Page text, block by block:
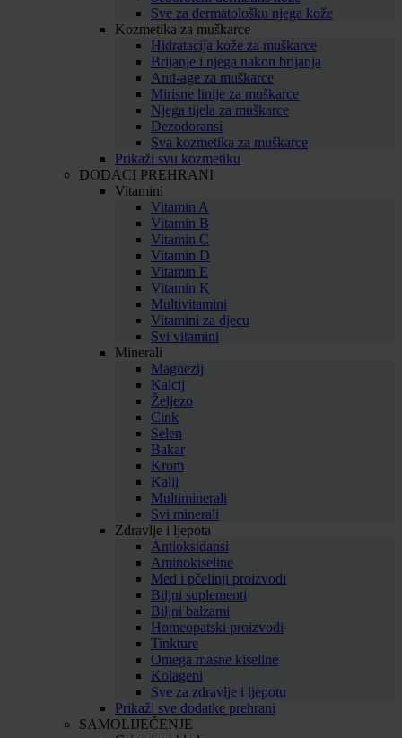
Sve za dermatološku njega kože
Kozmetika za muškarce
Hidratacija kože za muškarce
Brijanje i njega nakon brijanja
Anti-age za muškarce
Mirisne linije za muškarce
Njega tijela za muškarce
Dezodoransi
Sva kozmetika za muškarce
Prikaži svu kozmetiku
DODACI PREHRANI
Vitamini
Vitamin A
Vitamin B
Vitamin C
Vitamin D
Vitamin E
Vitamin K
Multivitamini
Vitamini za djecu
Svi vitamini
Minerali
Magnezij
Kalcij
Željezo
Cink
Selen
Bakar
Krom
Kalij
Multiminerali
Svi minerali
Zdravlje i ljepota
Antioksidansi
Aminokiseline
Med i pčelinji proizvodi
Biljni suplementi
Biljni balzami
Homeopatski proizvodi
Tinkture
Omega masne kiseline
Kolageni
Sve za zdravlje i ljepotu
Prikaži sve dodatke prehrani
SAMOLIJEČENJE